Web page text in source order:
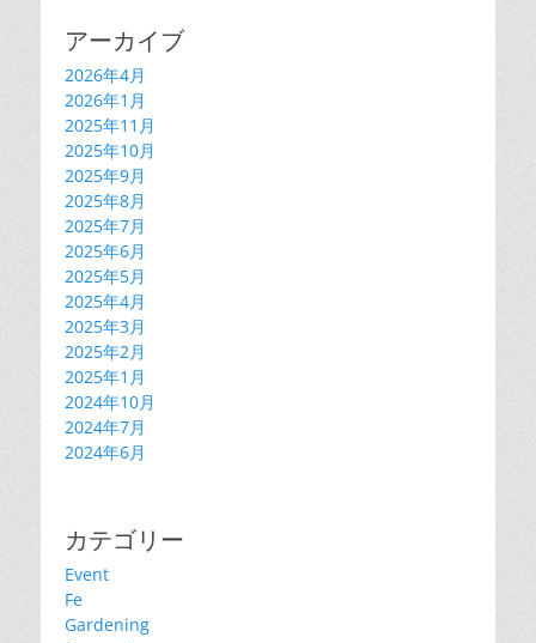
アーカイブ
2026年4月
2026年1月
2025年11月
2025年10月
2025年9月
2025年8月
2025年7月
2025年6月
2025年5月
2025年4月
2025年3月
2025年2月
2025年1月
2024年10月
2024年7月
2024年6月
カテゴリー
Event
Fe
Gardening